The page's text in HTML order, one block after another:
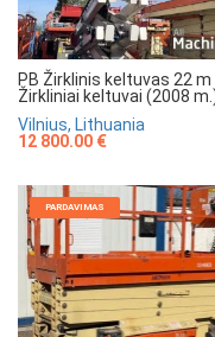
PB Žirklinis keltuvas 22 m
Žirkliniai keltuvai (2008
Vilnius, Lithuania
12 800.00 €
PARDAVIMAS